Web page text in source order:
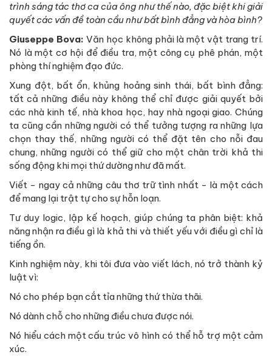
trình sáng tác thơ ca của ông như thế nào, đặc biệt khi giải
quyết các vấn đề toàn cầu như bất bình đẳng và hòa bình?
Giuseppe Bova: Văn học không phải là một vật trang trí.
Nó là một cơ hội để điều tra, một công cụ phê phán, một
phòng thí nghiệm đạo đức.
Xung đột, bất ổn, khủng hoảng sinh thái, bất bình đẳng:
tất cả những điều này không thể chỉ được giải quyết bởi
các nhà kinh tế, nhà khoa học, hay nhà ngoại giao. Chúng
ta cũng cần những người có thể tưởng tượng ra những lựa
chọn thay thế, những người có thể đặt tên cho nỗi đau
chung, những người có thể giữ cho một chân trời khả thi
sống động khi mọi thứ dường như đã mất.
Viết - ngay cả những câu thơ trữ tình nhất - là một cách
để mang lại trật tự cho sự hỗn loạn.
Tư duy logic, lập kế hoạch, giúp chúng ta phân biệt: khả
năng nhận ra điều gì là khả thi và thiết yếu với điều gì chỉ là
tiếng ồn.
Kinh nghiệm này, khi tôi đưa vào viết lách, nó trở thành kỷ
luật vì:
Nó cho phép bạn cắt tỉa những thứ thừa thãi.
Nó dành chỗ cho những điều chưa được nói.
Nó hiểu cách một cấu trúc vô hình có thể hỗ trợ một cảm
xúc.